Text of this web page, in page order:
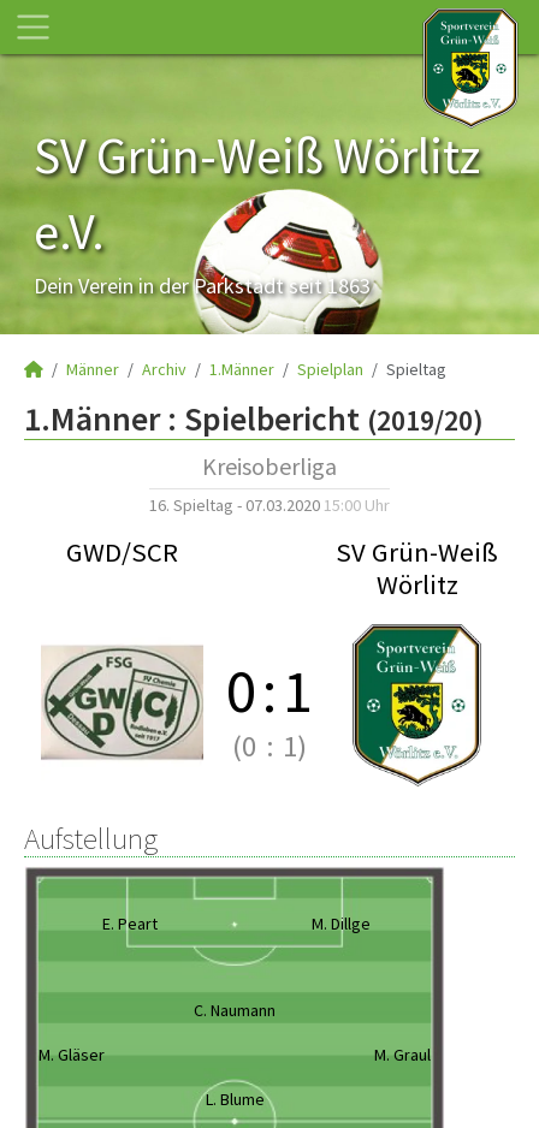
SV Grün-Weiß Wörlitz
e.V.
Dein Verein in der Parkstadt seit 1863
Männer Archiv 1.Männer Spielplan Spieltag
1.Männer : Spielbericht (2019/20)
Kreisoberliga
16. Spieltag - 07.03.2020 15:00 Uhr
GWD/SCR
SV Grün-Weiß
Wörlitz
0:1
(0 : 1)
Aufstellung
E. Peart M. Dillge
C. Naumann
M. Gläser M. Graul
L. Blume